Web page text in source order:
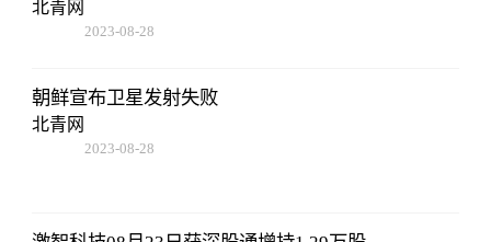
北青网
2023-08-28
朝鲜宣布卫星发射失败
北青网
2023-08-28